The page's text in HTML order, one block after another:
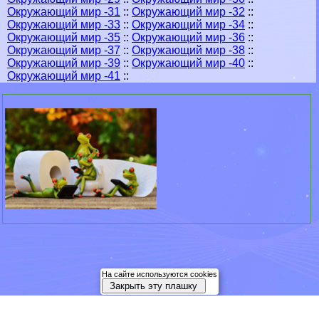
Окружающий мир -31 :: Окружающий мир -32 ::
Окружающий мир -33 :: Окружающий мир -34 ::
Окружающий мир -35 :: Окружающий мир -36 ::
Окружающий мир -37 :: Окружающий мир -38 ::
Окружающий мир -39 :: Окружающий мир -40 ::
Окружающий мир -41 ::
На сайте используются cookies
Закрыть эту плашку